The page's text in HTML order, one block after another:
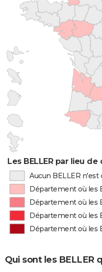
Les BELLER par lieu de
Aucun BELLER
Département où les
Département où les
Département où les
Département où les
Qui sont les BELLER